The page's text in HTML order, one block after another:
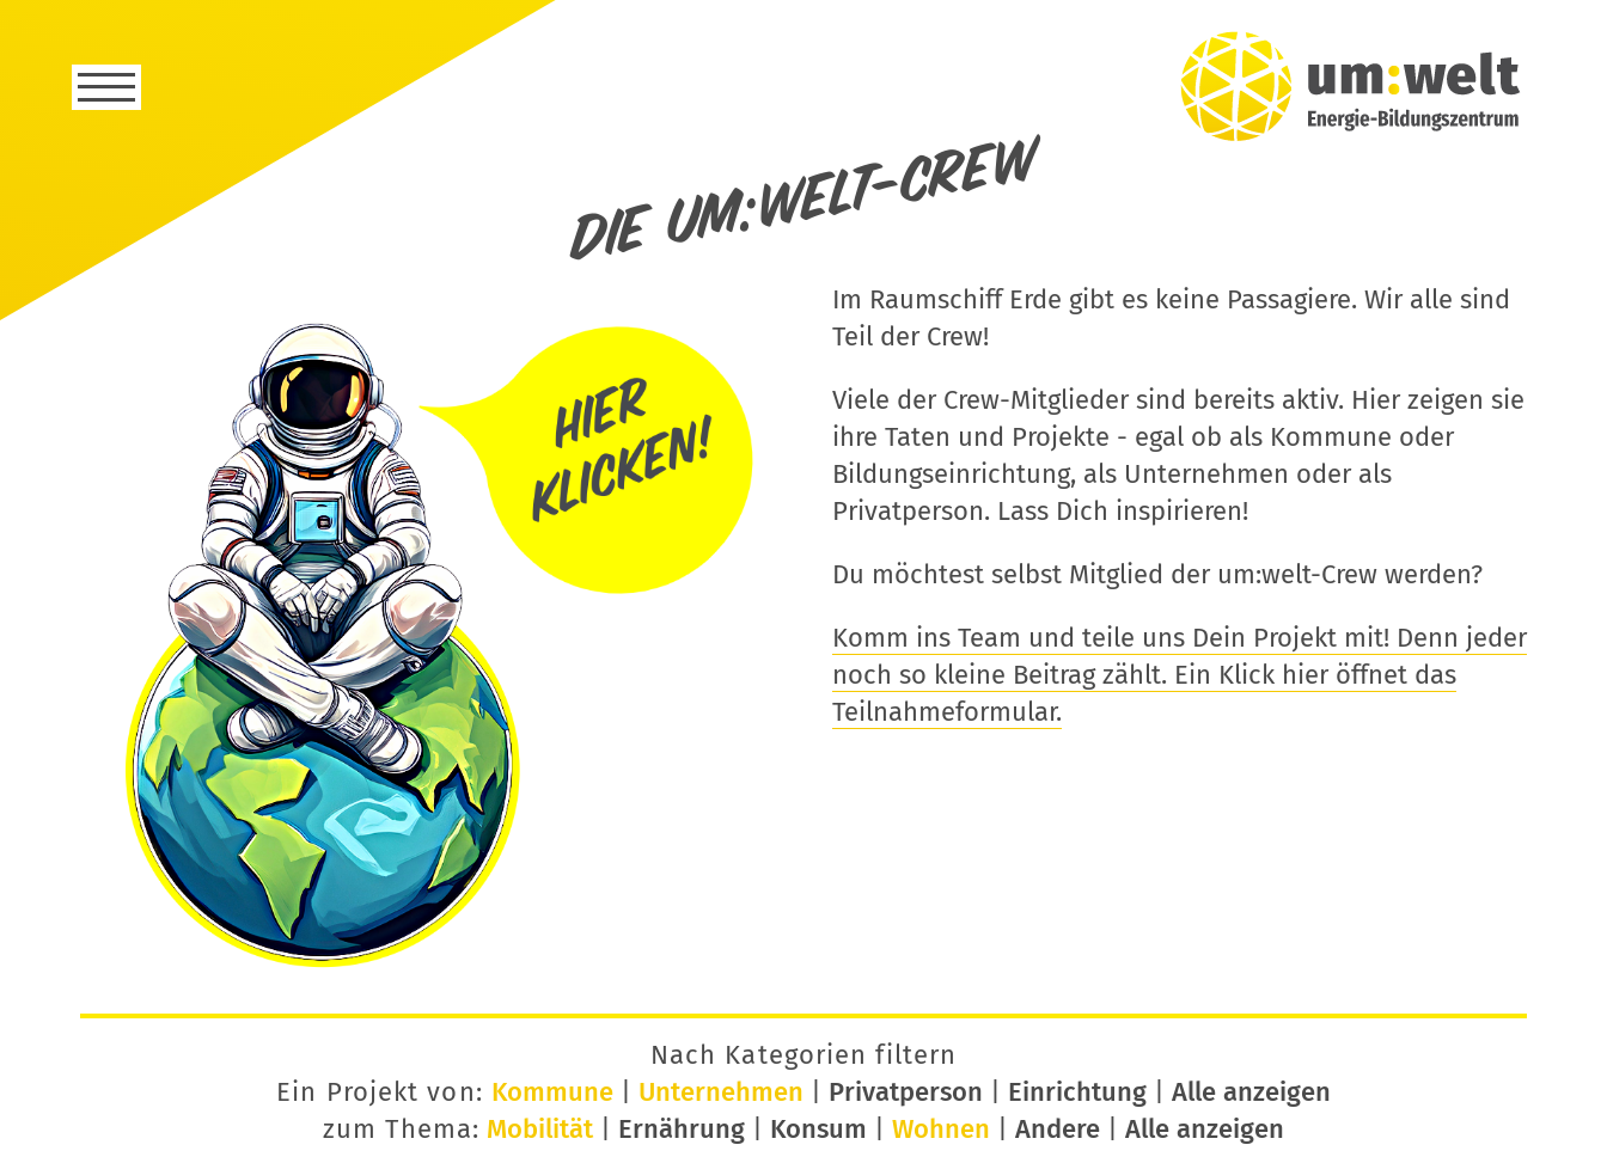
Die um:welt-Crew
Im Raumschiff Erde gibt es keine Passagiere. Wir alle sind
Teil der Crew!
Viele der Crew-Mitglieder sind bereits aktiv. Hier zeigen sie
ihre Taten und Projekte - egal ob als Kommune oder
Bildungseinrichtung, als Unternehmen oder als
Privatperson. Lass Dich inspirieren!
Du möchtest selbst Mitglied der um:welt-Crew werden?
Komm ins Team und teile uns Dein Projekt mit! Denn jeder
noch so kleine Beitrag zählt. Ein Klick hier öffnet das
Teilnahmeformular.
Nach Kategorien filtern
Ein Projekt von: Kommune| Unternehmen Privatperson Einrichtung| Alle anzeigen
zum Thema: Mobilität Ernährung Konsum Wohnen Andere Alle anzeigen